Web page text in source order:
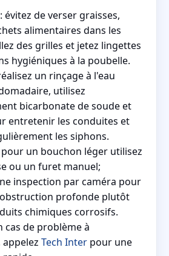
: évitez de verser graisses,
alimentaires dans les
des grilles et jetez lingettes
hygiéniques à la poubelle.
un rinçage à l'eau
utilisez
bicarbonate de soude et
entretenir les conduites et
les siphons.
pour un bouchon léger utilisez
ou un furet manuel;
inspection par caméra pour
profonde plutôt
chimiques corrosifs.
cas de problème à
Tech Inter pour une